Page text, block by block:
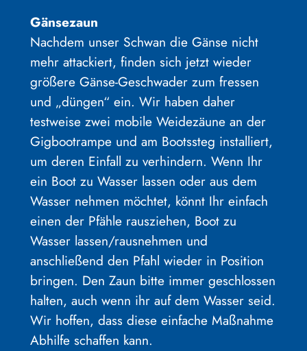
Gänsezaun
Nachdem unser Schwan die Gänse nicht
mehr attackiert, finden sich jetzt wieder
größere Gänse-Geschwader zum fressen
und „düngen“ ein. Wir haben daher
testweise zwei mobile Weidezäune an der
Gigbootrampe und am Bootssteg installiert,
um deren Einfall zu verhindern. Wenn Ihr
ein Boot zu Wasser lassen oder aus dem
Wasser nehmen möchtet, könnt Ihr einfach
einen der Pfähle rausziehen, Boot zu
Wasser lassen/rausnehmen und
anschließend den Pfahl wieder in Position
bringen. Den Zaun bitte immer geschlossen
halten, auch wenn ihr auf dem Wasser seid.
Wir hoffen, dass diese einfache Maßnahme
Abhilfe schaffen kann.